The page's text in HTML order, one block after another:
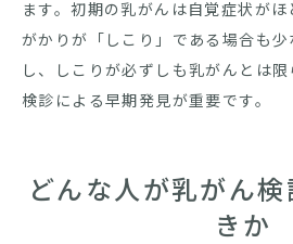
ます。初期の乳がんは自覚症状が
がかりが「しこり」である場合も
し、しこりが必ずしも乳がんとは
検診による早期発見が重要です。
どんな人が乳がん
きか